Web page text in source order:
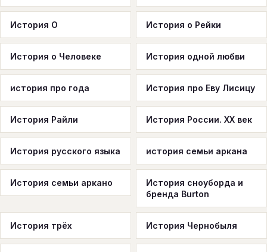
История О История о Рейки
История о Человеке История одной любви
история про года История про Еву Лисицу
История Райли История России. ХХ век
История русского языка история семьи аркана
История семьи аркано
История сноуборда и
бренда Burton
История трёх История Чернобыля